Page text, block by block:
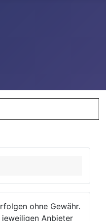
ohne Gewähr.
Anbieter